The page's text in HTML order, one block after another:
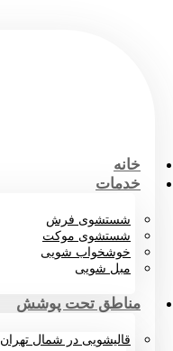
خانه
خدمات
شستشوی فرش
شستشوی موکت
خوشخواب شویی
مبل شویی
مناطق تحت پوشش
قالیشویی در شمال تهران